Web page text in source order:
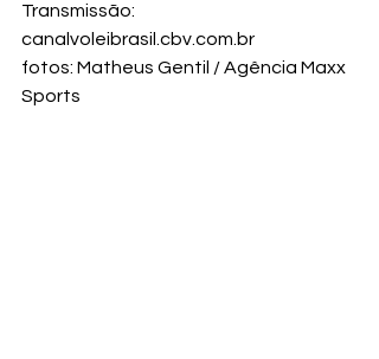
Transmissão:
canalvoleibrasil.cbv.com.br
fotos: Matheus Gentil / Agência Maxx
Sports